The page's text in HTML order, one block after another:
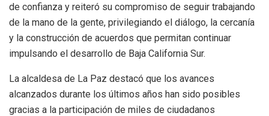
de confianza y reiteró su compromiso de seguir trabajando
de la mano de la gente, privilegiando el diálogo, la cercanía
y la construcción de acuerdos que permitan continuar
impulsando el desarrollo de Baja California Sur.
La alcaldesa de La Paz destacó que los avances
alcanzados durante los últimos años han sido posibles
gracias a la participación de miles de ciudadanos